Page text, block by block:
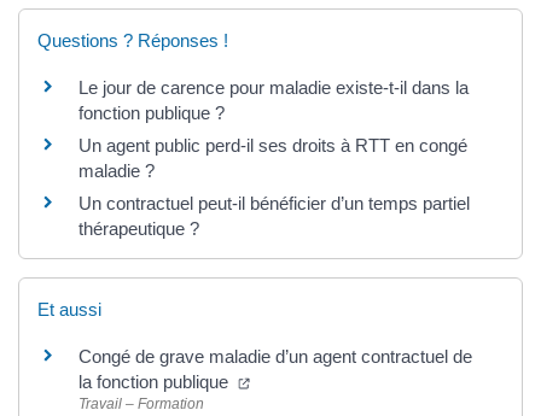
Questions ? Réponses !
Le jour de carence pour maladie existe-t-il dans la
fonction publique ?
Un agent public perd-il ses droits à RTT en congé
maladie ?
Un contractuel peut-il bénéficier d’un temps partiel
thérapeutique ?
Et aussi
Congé de grave maladie d’un agent contractuel de
la fonction publique
Travail – Formation